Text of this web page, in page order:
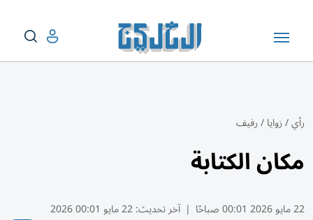
رأي/زوايا/رفيف
مكان الكتابة
22 مايو 2026 00:01 صباحًا | آخر تحديث:22 مايو 00:01 2026